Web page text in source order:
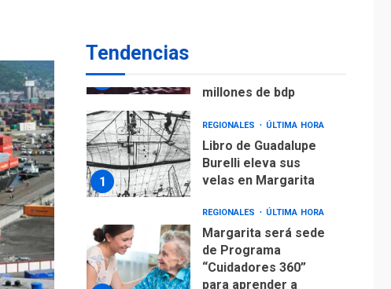
Tendencias
7
millones de bdp
1
REGIONALES ÚLTIMA HORA
Libro de Guadalupe
Burelli eleva sus
velas en Margarita
REGIONALES ÚLTIMA HORA
Margarita será sede
de Programa
“Cuidadores 360”
para aprender a